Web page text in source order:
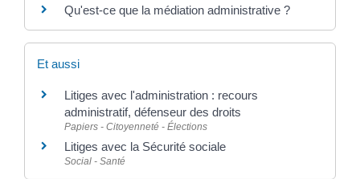
Qu'est-ce que la médiation administrative ?
Et aussi
Litiges avec l'administration : recours
administratif, défenseur des droits
Papiers - Citoyenneté - Élections
Litiges avec la Sécurité sociale
Social - Santé